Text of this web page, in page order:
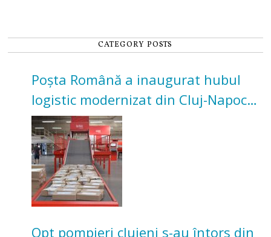
CATEGORY POSTS
Poșta Română a inaugurat hubul
logistic modernizat din Cluj-Napoca.
Investiție de 3 milioane de euro
Opt pompieri clujeni s-au întors din